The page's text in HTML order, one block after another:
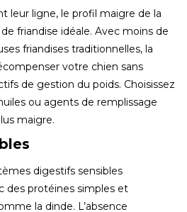
leur ligne, le profil maigre de la
friandise idéale. Avec moins de
friandises traditionnelles, la
votre chien sans
de gestion du poids. Choisissez
ou agents de remplissage
maigre.
digestifs sensibles
des protéines simples et
la dinde. L’absence